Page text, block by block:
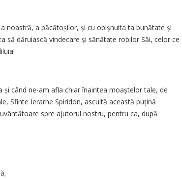
noastră, a păcătoșilor, și cu obișnuita ta bunătate și
dăruiască vindecare și sănătate robilor Săi, celor ce
când ne-am afla chiar înaintea moaștelor tale, de
Sfinte Ierarhe Spiridon, ascultă această puțină
spre ajutorul nostru, pentru ca, după